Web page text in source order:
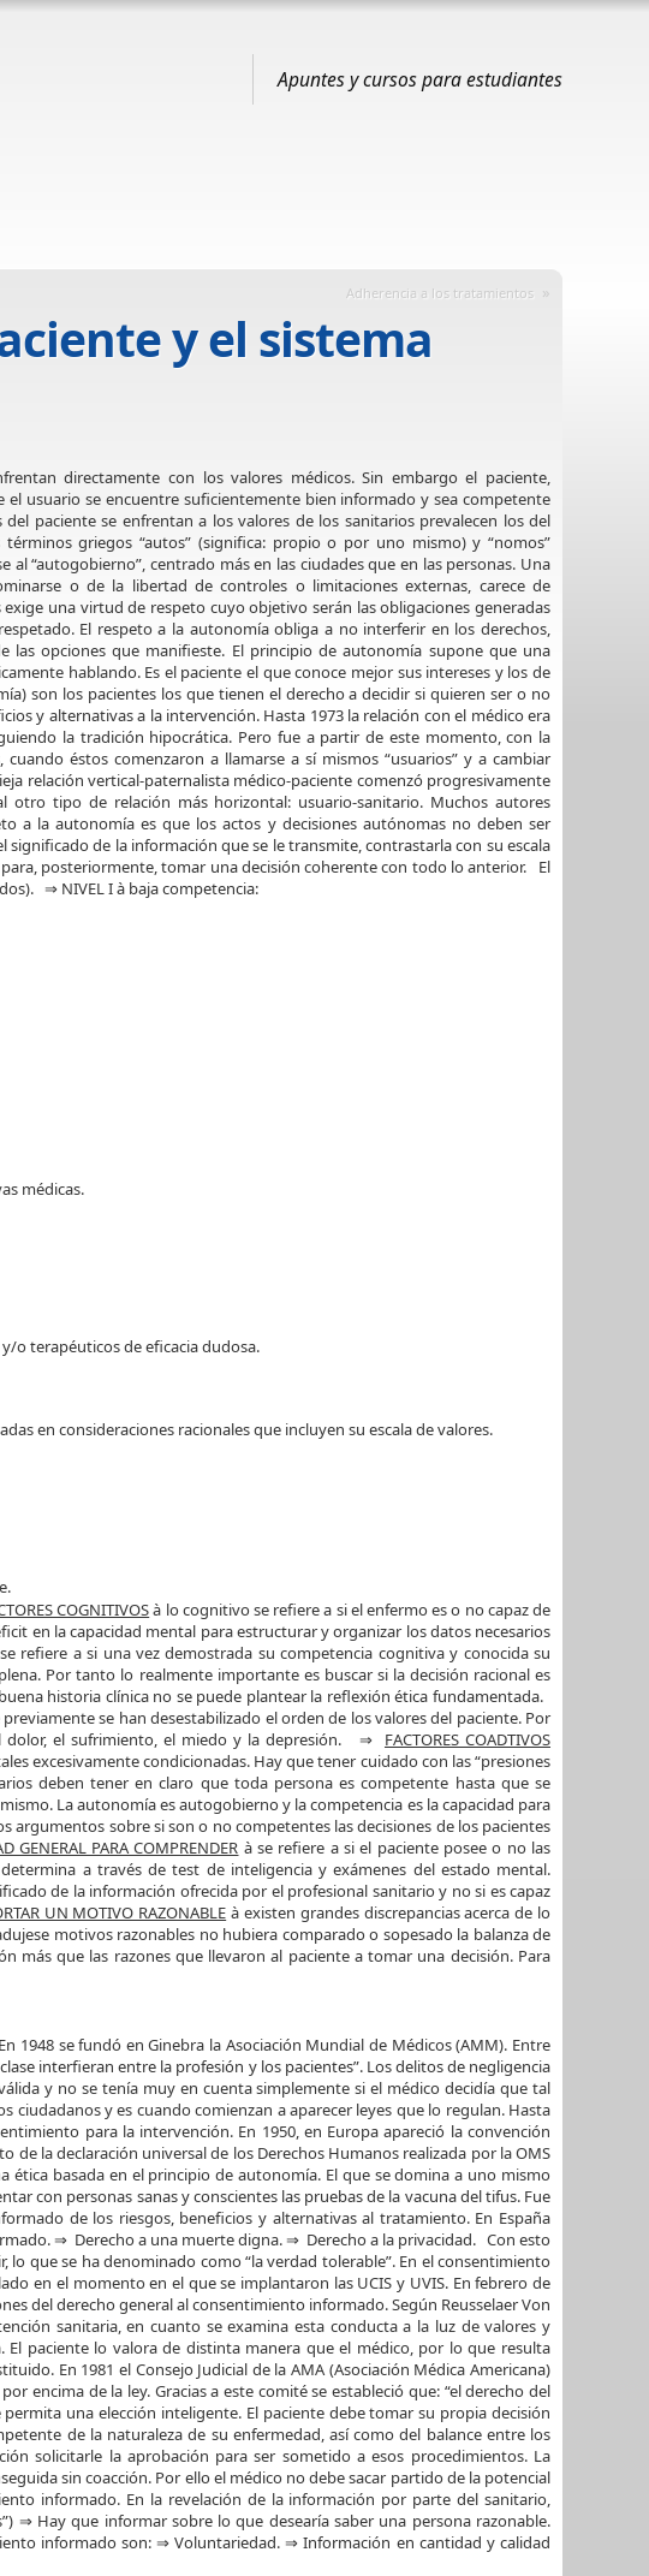
Apuntes y cursos para estudiantes
Adherencia a los tratamientos »
y el sistema
directamente con los valores médicos. Sin embargo el paciente,
usuario se encuentre suficientemente bien informado y sea competente
paciente se enfrentan a los valores de los sanitarios prevalecen los del
griegos “autos” (significa: propio o por uno mismo) y “nomos”
“autogobierno”, centrado más en las ciudades que en las personas. Una
o de la libertad de controles o limitaciones externas, carece de
una virtud de respeto cuyo objetivo serán las obligaciones generadas
El respeto a la autonomía obliga a no interferir en los derechos,
las opciones que manifieste. El principio de autonomía supone que una
hablando. Es el paciente el que conoce mejor sus intereses y los de
son los pacientes los que tienen el derecho a decidir si quieren ser o no
y alternativas a la intervención. Hasta 1973 la relación con el médico era
la tradición hipocrática. Pero fue a partir de este momento, con la
éstos comenzaron a llamarse a sí mismos “usuarios” y a cambiar
relación vertical-paternalista médico-paciente comenzó progresivamente
tipo de relación más horizontal: usuario-sanitario. Muchos autores
a la autonomía es que los actos y decisiones autónomas no deben ser
de la información que se le transmite, contrastarla con su escala
posteriormente, tomar una decisión coherente con todo lo anterior. El
⇒ NIVEL I à baja competencia:
médicas.
o terapéuticos de eficacia dudosa.
en consideraciones racionales que incluyen su escala de valores.
COGNITIVOSà lo cognitivo se refiere a si el enfermo es o no capaz de
en la capacidad mental para estructurar y organizar los datos necesarios
refiere a si una vez demostrada su competencia cognitiva y conocida su
Por tanto lo realmente importante es buscar si la decisión racional es
historia clínica no se puede plantear la reflexión ética fundamentada.
se han desestabilizado el orden de los valores del paciente. Por
dolor, el sufrimiento, el miedo y la depresión. ⇒ FACTORES COADTIVOS
excesivamente condicionadas. Hay que tener cuidado con las “presiones
deben tener en claro que toda persona es competente hasta que se
La autonomía es autogobierno y la competencia es la capacidad para
sobre si son o no competentes las decisiones de los pacientes
GENERAL PARA COMPRENDER à se refiere a si el paciente posee o no las
a través de test de inteligencia y exámenes del estado mental.
de la información ofrecida por el profesional sanitario y no si es capaz
UN MOTIVO RAZONABLE à existen grandes discrepancias acerca de lo
motivos razonables no hubiera comparado o sopesado la balanza de
más que las razones que llevaron al paciente a tomar una decisión. Para
se fundó en Ginebra la Asociación Mundial de Médicos (AMM). Entre
interfieran entre la profesión y los pacientes”. Los delitos de negligencia
y no se tenía muy en cuenta simplemente si el médico decidía que tal
ciudadanos y es cuando comienzan a aparecer leyes que lo regulan. Hasta
para la intervención. En 1950, en Europa apareció la convención
la declaración universal de los Derechos Humanos realizada por la OMS
basada en el principio de autonomía. El que se domina a uno mismo
con personas sanas y conscientes las pruebas de la vacuna del tifus. Fue
de los riesgos, beneficios y alternativas al tratamiento. En España
⇒ Derecho a una muerte digna. ⇒ Derecho a la privacidad. Con esto
que se ha denominado como “la verdad tolerable”. En el consentimiento
en el momento en el que se implantaron las UCIS y UVIS. En febrero de
del derecho general al consentimiento informado. Según Reusselaer Von
sanitaria, en cuanto se examina esta conducta a la luz de valores y
paciente lo valora de distinta manera que el médico, por lo que resulta
En 1981 el Consejo Judicial de la AMA (Asociación Médica Americana)
encima de la ley. Gracias a este comité se estableció que: “el derecho del
una elección inteligente. El paciente debe tomar su propia decisión
de la naturaleza de su enfermedad, así como del balance entre los
solicitarle la aprobación para ser sometido a esos procedimientos. La
sin coacción. Por ello el médico no debe sacar partido de la potencial
informado. En la revelación de la información por parte del sanitario,
⇒ Hay que informar sobre lo que desearía saber una persona razonable.
informado son: ⇒ Voluntariedad. ⇒ Información en cantidad y calidad